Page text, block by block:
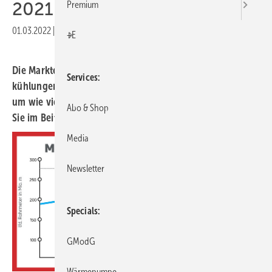
2021 weiter
01.03.2022 Druckvorschau
Die Marktentwicklung bei Flächenheizungen- und
kühlungen bleibt auch 2021 positiv. Woran das liegt und
um wie viel Prozent sich der Absatz gesteigert hat, lesen
Sie im Beitrag.
Premium
+E
Services
Abo & Shop
Media
Newsletter
Specials
GModG